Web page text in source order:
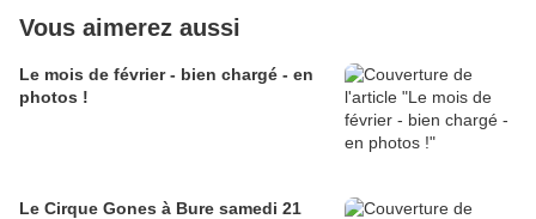
Vous aimerez aussi
Le mois de février - bien chargé - en
photos !
Le Cirque Gones à Bure samedi 21